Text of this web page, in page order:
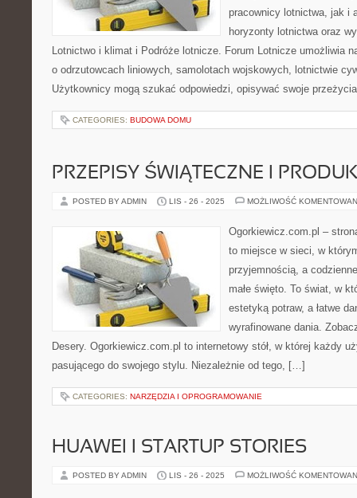
pracownicy lotnictwa, jak i
horyzonty lotnictwa oraz
Lotnictwo i klimat i Podróże lotnicze. Forum Lotnicze umożliwia
o odrzutowcach liniowych, samolotach wojskowych, lotnictwie
Użytkownicy mogą szukać odpowiedzi, opisywać swoje
CATEGORIES: BUDOWA DOMU
PRZEPISY ŚWIĄTECZNE I
POSTED BY ADMIN LIS - 26 - 2025 MOŻLIWOŚĆ
Ogorkiewicz.com.pl –
to miejsce w sieci, w
przyjemnością, a
małe święto. To świat, w
estetyką potraw, a łatwe
wyrafinowane dania.
Desery. Ogorkiewicz.com.pl to internetowy stół, w której każdy
pasującego do swojego stylu. Niezależnie od tego, […]
CATEGORIES: NARZĘDZIA I OPROGRAMOWANIE
HUAWEI I STARTUP STORIES
POSTED BY ADMIN LIS - 26 - 2025 MOŻLIWOŚĆ